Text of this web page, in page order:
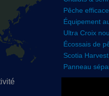
Pêche
Équipement
Ultra Croix
Écossais de
Scotia
Panneau